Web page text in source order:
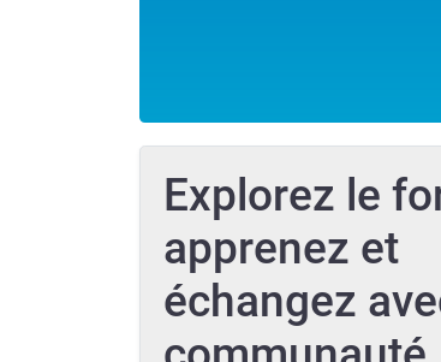
Explorez le
apprenez et
échangez